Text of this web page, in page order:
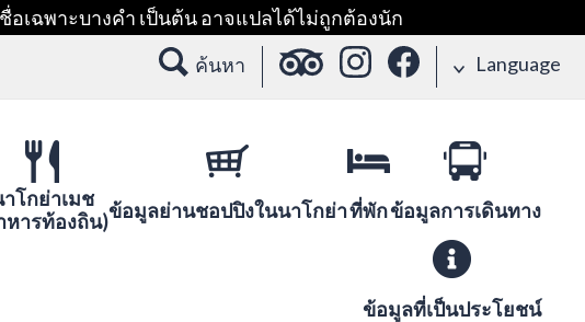
อเฉพาะบางคำ เป็นต้น อาจแปลได้ไม่ถูกต้องนัก
ค้นหา Language
โกย่าเมช
หารท้องถิน)ข้อมูลย่านชอปปิงในนาโกย่าที่พักข้อมูลการเดินทาง
ข้อมูลที่เป็นประโยชน์